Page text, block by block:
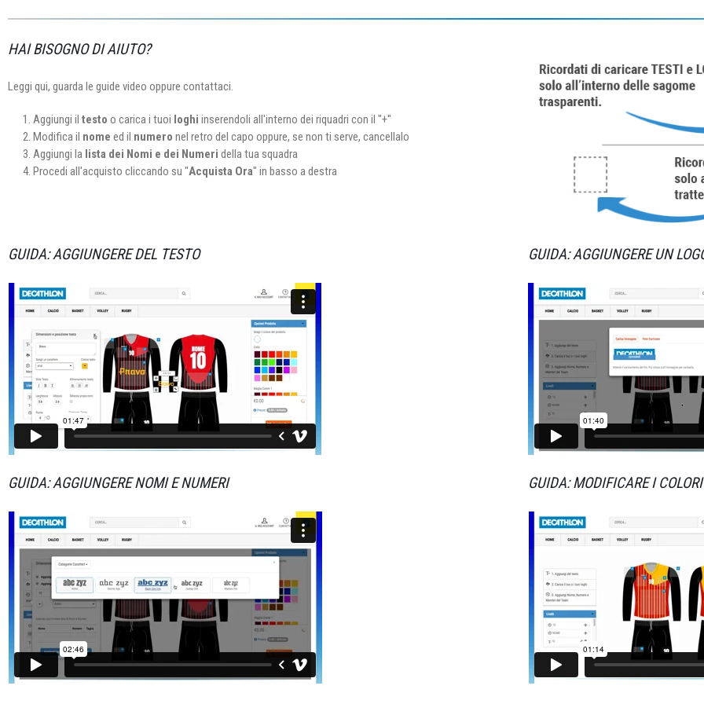
HAI BISOGNO DI AIUTO?
Leggi qui, guarda le guide video oppure contattaci.
Aggiungi il testo o carica i tuoi loghi inserendoli all'interno dei riquadri con il "+"
Modifica il nome ed il numero nel retro del capo oppure, se non ti serve, cancellalo
Aggiungi la lista dei Nomi e dei Numeri della tua squadra
Procedi all'acquisto cliccando su "Acquista Ora" in basso a destra
GUIDA: AGGIUNGERE DEL TESTO GUIDA: AGGIUNGERE UN
GUIDA: AGGIUNGERE NOMI E NUMERI GUIDA: MODIFICARE I COLORI